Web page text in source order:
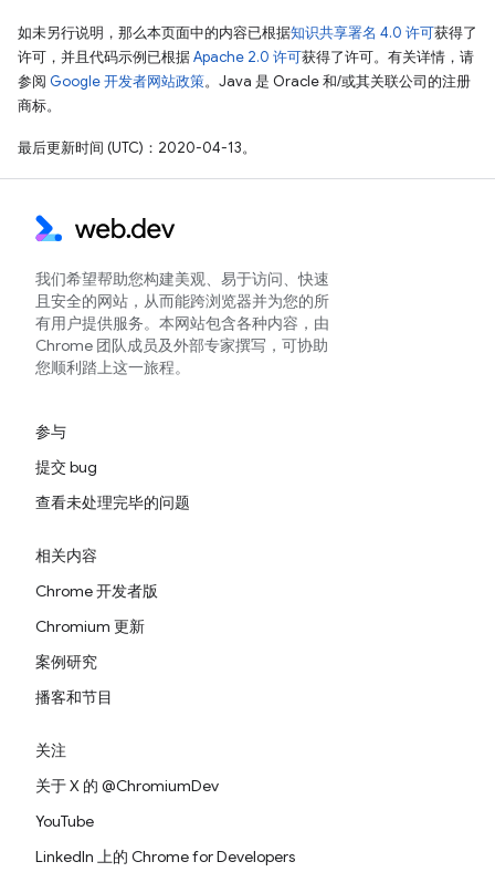
如未另行说明，那么本页面中的内容已根据知识共享署名 4.0 许可获得了
许可，并且代码示例已根据Apache 2.0 许可获得了许可。有关详情，请
参阅 Google 开发者网站政策。Java 是 Oracle 和/或其关联公司的注册
商标。
最后更新时间 (UTC)：2020-04-13。
我们希望帮助您构建美观、易于访问、快速
且安全的网站，从而能跨浏览器并为您的所
有用户提供服务。本网站包含各种内容，由
Chrome 团队成员及外部专家撰写，可协助
您顺利踏上这一旅程。
参与
提交 bug
查看未处理完毕的问题
相关内容
Chrome 开发者版
Chromium 更新
案例研究
播客和节目
关注
关于 X 的 @ChromiumDev
YouTube
LinkedIn 上的 Chrome for Developers